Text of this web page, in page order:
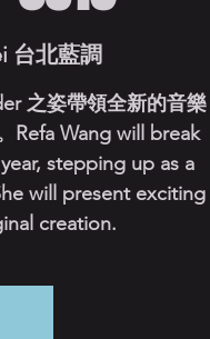
台北藍調
之姿帶領全新的音樂
Refa Wang will break
stepping up as a
will present exciting
creation.